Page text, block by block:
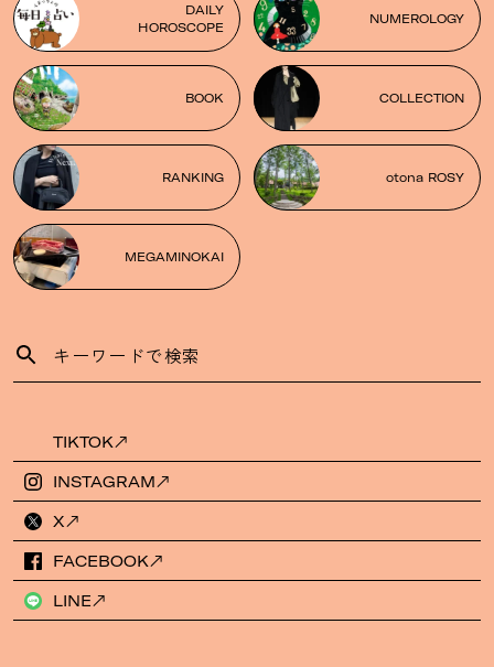
DAILY
HOROSCOPE
NUMEROLOGY
BOOK COLLECTION
RANKING otona ROSY
MEGAMINOKAI
TIKTOK
INSTAGRAM
X
FACEBOOK
LINE